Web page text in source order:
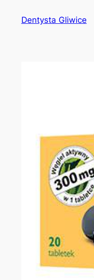
Dentysta Gliwice